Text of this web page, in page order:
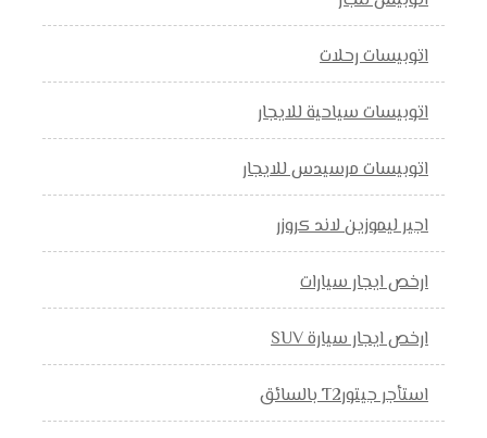
اتوبيسات رحلات
اتوبيسات سياحية للايجار
اتوبيسات مرسيدس للايجار
اجير ليموزين لاند كروزر
ارخص ايجار سيارات
ارخص ايجار سيارة SUV
استأجر جيتورT2 بالسائق